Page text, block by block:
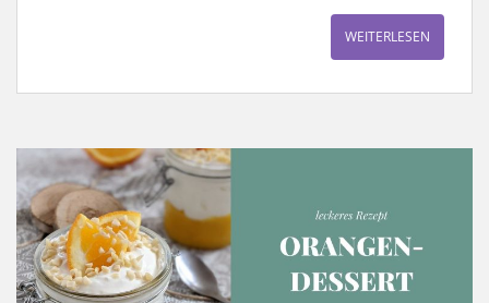
WEITERLESEN